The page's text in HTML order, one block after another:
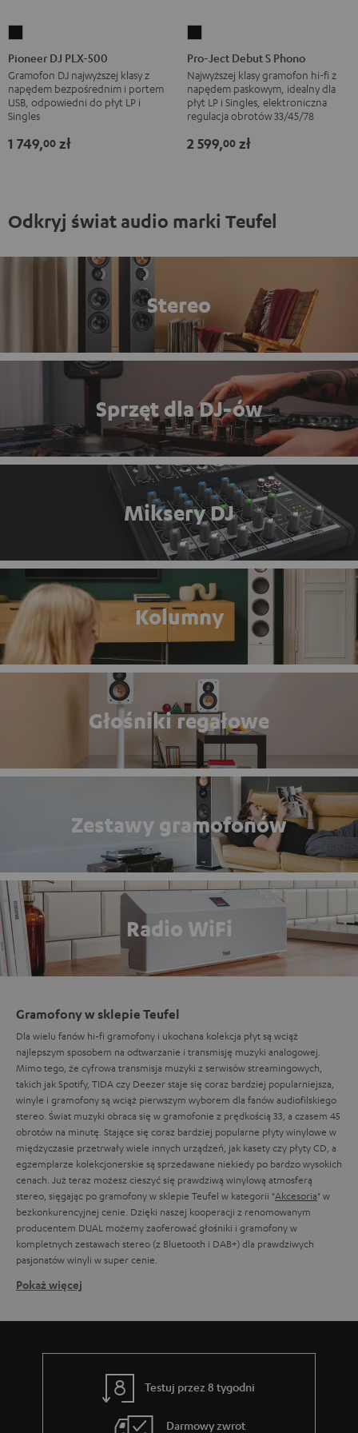
PLX-
500
Black
Pioneer DJ PLX-500
Gramofon DJ najwyższej klasy z
napędem bezpośrednim i portem
USB, odpowiedni do płyt LP i
Singles
1 749,00 zł
Ject
Debut
S
Phono
Pro-Ject Debut S Phono
Najwyższej klasy gramofon hi-fi z
napędem paskowym, idealny dla
płyt LP i Singles, elektroniczna
regulacja obrotów 33/45/78
2 599,00 zł
Odkryj świat audio marki Teufel
Stereo
Sprzęt dla DJ-ów
Miksery DJ
Kolumny
Głośniki regałowe
Zestawy gramofonów
Radio WiFi
Gramofony w sklepie Teufel
Dla wielu fanów hi-fi gramofony i ukochana kolekcja płyt są wciąż
najlepszym sposobem na odtwarzanie i transmisję muzyki analogowej.
Mimo tego, że cyfrowa transmisja muzyki z serwisów streamingowych,
takich jak Spotify, TIDA czy Deezer staje się coraz bardziej popularniejsza,
winyle i gramofony są wciąż pierwszym wyborem dla fanów audiofilskiego
stereo. Świat muzyki obraca się w gramofonie z prędkością 33, a czasem 45
obrotów na minutę. Stające się coraz bardziej popularne płyty winylowe w
międzyczasie przetrwały wiele innych urządzeń, jak kasety czy płyty CD, a
egzemplarze kolekcjonerskie są sprzedawane niekiedy po bardzo wysokich
cenach. Już teraz możesz cieszyć się prawdziwą winylową atmosferą
stereo, sięgając po gramofony w sklepie Teufel w kategorii "Akcesoria" w
bezkonkurencyjnej cenie. Dzięki naszej kooperacji z renomowanym
producentem DUAL możemy zaoferować głośniki i gramofony w
kompletnych zestawach stereo (z Bluetooth i DAB+) dla prawdziwych
pasjonatów winyli w super cenie.
Jakie głośniki nadają się do gramofonów?
niezależnie od tego, czy jest to zestaw hi-fi,
głośniki aktywne
. Jeśli system stereo posiada wejście AUX-In
wzmacniacza. Jeśli wejście nie jest przeznaczone specjalnie do
Pokaż więcej
Testuj przez 8 tygodni
Darmowy zwrot